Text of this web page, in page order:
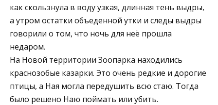
как скользнула в воду узкая, длинная тень выдры,
а утром остатки объеденной утки и следы выдры
говорили о том, что ночь для неё прошла
недаром.
На Новой территории Зоопарка находились
краснозобые казарки. Это очень редкие и дорогие
птицы, а Ная могла передушить всю стаю. Тогда
было решено Наю поймать или убить.